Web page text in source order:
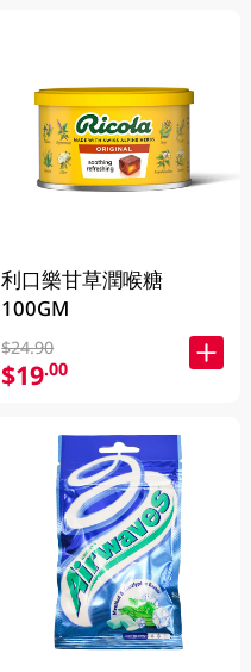
利口樂甘草潤喉糖
100GM
$24.90
$19.00